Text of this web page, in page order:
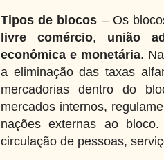
Tipos de blocos – Os
livre comércio, união
econômica e monetária.
a eliminação das taxas
mercadorias dentro do
mercados internos,
nações externas ao
circulação de pessoas,